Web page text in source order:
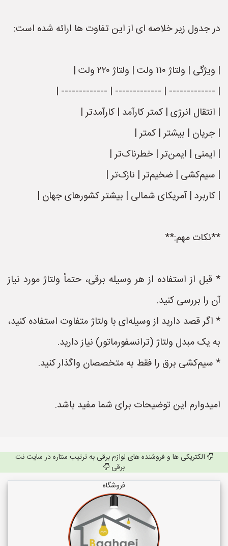
در جدول زیر خلاصه ای از این تفاوت ها ارائه شده است:
| ویژگی | ولتاژ ۱۱۰ ولت | ولتاژ ۲۲۰ ولت |
| ------------- | ------------- | ------------- |
| انتقال انرژی | کمتر کارآمد | کارآمدتر |
| جریان | بیشتر | کمتر |
| ایمنی | ایمن‌تر | خطرناک‌تر |
| سیم‌کشی | ضخیم‌تر | نازک‌تر |
| کاربرد | آمریکای شمالی | بیشتر کشورهای جهان |
**نکات مهم:**
* قبل از استفاده از هر وسیله برقی، حتماً ولتاژ مورد نیاز
آن را بررسی کنید.
* اگر قصد دارید از وسیله‌ای با ولتاژ متفاوت استفاده کنید،
به یک مبدل ولتاژ (ترانسفورماتور) نیاز دارید.
* سیم‌کشی برق را فقط به متخصصان واگذار کنید.
امیدوارم این توضیحات برای شما مفید باشد.
الکتریکی ها و فروشنده های لوازم برقی به ترتیب ستاره در سایت نت
برقی
فروشگاه